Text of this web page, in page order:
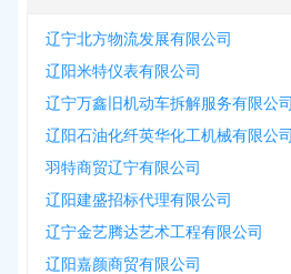
辽宁北方物流发展有限公司
辽阳米特仪表有限公司
辽宁万鑫旧机动车拆解服务有限公司
辽阳石油化纤英华化工机械有限公司
羽特商贸辽宁有限公司
辽阳建盛招标代理有限公司
辽宁金艺腾达艺术工程有限公司
辽阳嘉颜商贸有限公司